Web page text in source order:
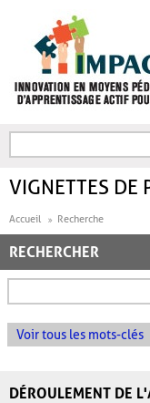
FORMULAIRE DE
VIGNETTES DE
Accueil Recherche
RECHERCHER
Voir tous les mots-clés
DÉROULEMENT DE